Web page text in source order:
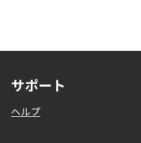
サポート
ヘルプ